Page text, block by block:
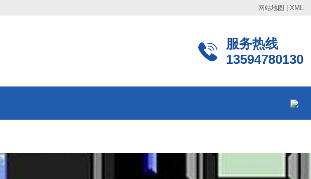
网站地图 XML
服务热线
13594780130